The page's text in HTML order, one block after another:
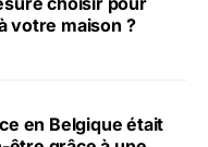
votre maison ?
en Belgique était